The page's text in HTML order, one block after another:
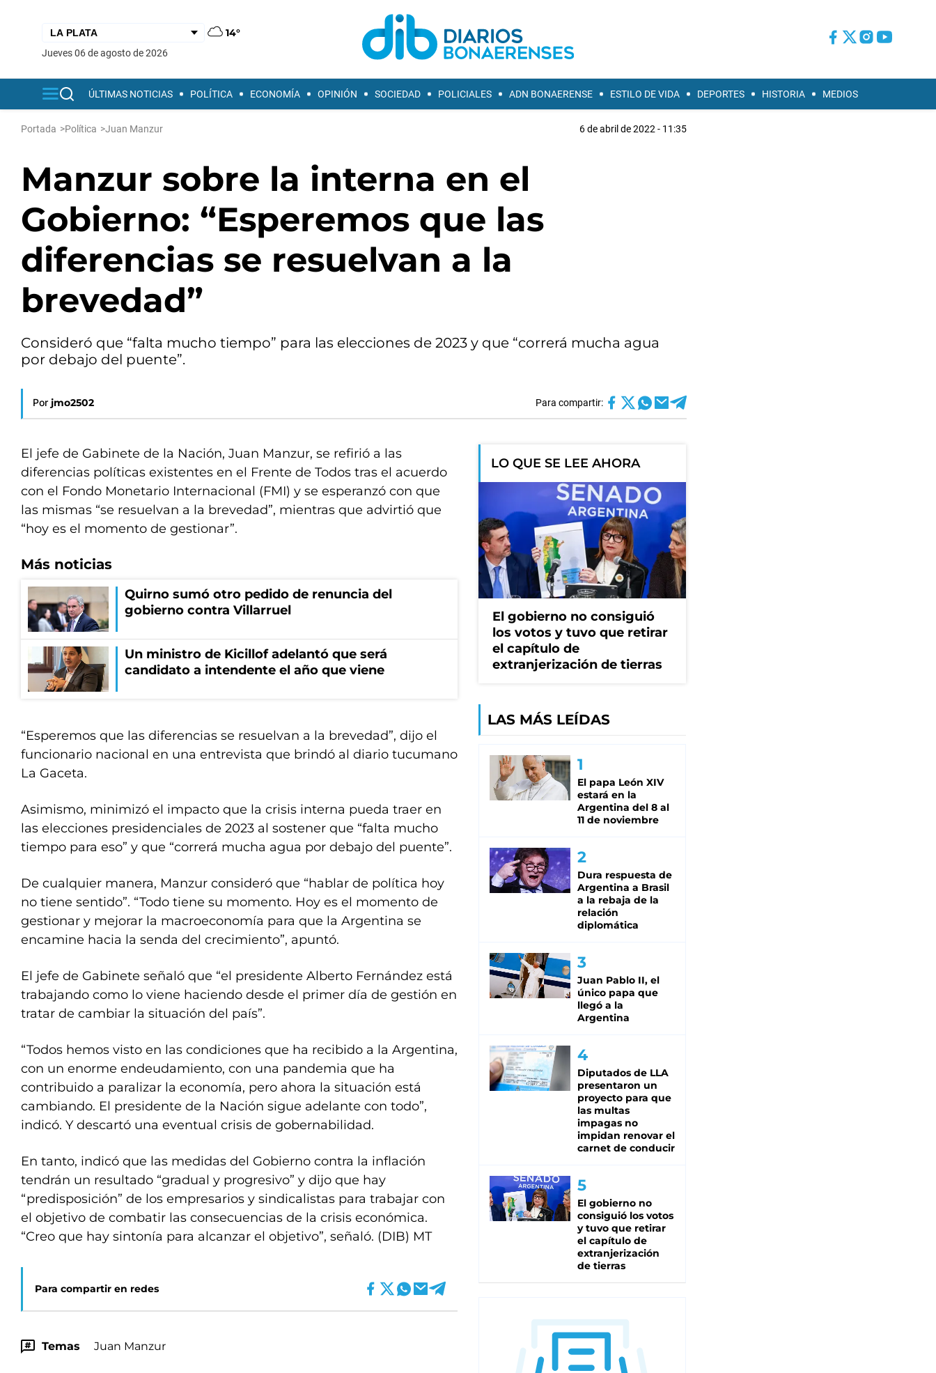
14°
jueves 06 de agosto de 2026
ÚLTIMAS NOTICIAS POLÍTICA ECONOMÍA OPINIÓN SOCIEDAD POLICIALES ADN BONAERENSE ESTILO DE VIDA DEPORTES HISTORIA MEDIOS
Portada >Política >Juan Manzur 6 de abril de 2022 - 11:35
Manzur sobre la interna en el
Gobierno: “Esperemos que las
diferencias se resuelvan a la
brevedad”
Consideró que “falta mucho tiempo” para las elecciones de 2023 y que “correrá mucha agua
por debajo del puente”.
Por jmo2502 Para compartir:
El jefe de Gabinete de la Nación, Juan Manzur, se refirió a las
diferencias políticas existentes en el Frente de Todos tras el acuerdo
con el Fondo Monetario Internacional (FMI) y se esperanzó con que
las mismas “se resuelvan a la brevedad”, mientras que advirtió que
“hoy es el momento de gestionar”.
Más noticias
Quirno sumó otro pedido de renuncia del
gobierno contra Villarruel
Un ministro de Kicillof adelantó que será
candidato a intendente el año que viene
“Esperemos que las diferencias se resuelvan a la brevedad”, dijo el
funcionario nacional en una entrevista que brindó al diario tucumano
La Gaceta.
Asimismo, minimizó el impacto que la crisis interna pueda traer en
las elecciones presidenciales de 2023 al sostener que “falta mucho
tiempo para eso” y que “correrá mucha agua por debajo del puente”.
De cualquier manera, Manzur consideró que “hablar de política hoy
no tiene sentido”. “Todo tiene su momento. Hoy es el momento de
gestionar y mejorar la macroeconomía para que la Argentina se
encamine hacia la senda del crecimiento”, apuntó.
El jefe de Gabinete señaló que “el presidente Alberto Fernández está
trabajando como lo viene haciendo desde el primer día de gestión en
tratar de cambiar la situación del país”.
“Todos hemos visto en las condiciones que ha recibido a la Argentina,
con un enorme endeudamiento, con una pandemia que ha
contribuido a paralizar la economía, pero ahora la situación está
cambiando. El presidente de la Nación sigue adelante con todo”,
indicó. Y descartó una eventual crisis de gobernabilidad.
En tanto, indicó que las medidas del Gobierno contra la inflación
tendrán un resultado “gradual y progresivo” y dijo que hay
“predisposición” de los empresarios y sindicalistas para trabajar con
el objetivo de combatir las consecuencias de la crisis económica.
“Creo que hay sintonía para alcanzar el objetivo”, señaló. (DIB) MT
Para compartir en redes
Temas Juan Manzur
LO QUE SE LEE AHORA
El gobierno no consiguió
los votos y tuvo que retirar
el capítulo de
extranjerización de tierras
LAS MÁS LEÍDAS
El papa León XIV
estará en la
Argentina del 8 al
11 de noviembre
Dura respuesta de
Argentina a Brasil
a la rebaja de la
relación
diplomática
Juan Pablo II, el
único papa que
llegó a la
Argentina
Diputados de LLA
presentaron un
proyecto para que
las multas
impagas no
impidan renovar el
carnet de conducir
El gobierno no
consiguió los votos
y tuvo que retirar
el capítulo de
extranjerización
de tierras